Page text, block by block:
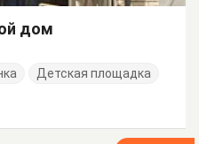
дом
Детская площадка